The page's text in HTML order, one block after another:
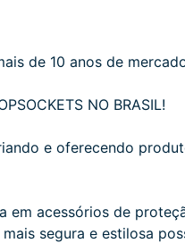
de 10 anos de
NO BRASIL!
e oferecendo
em acessórios de
segura e estilosa